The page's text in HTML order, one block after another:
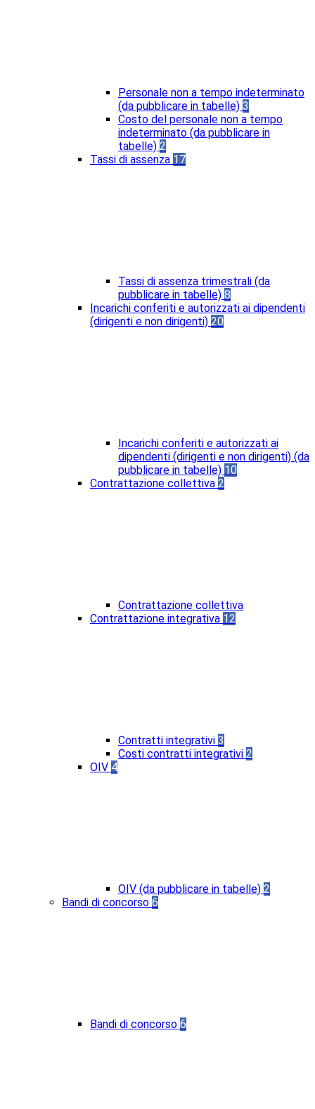
Personale non a tempo indeterminato
(da pubblicare in tabelle) 3
Costo del personale non a tempo
indeterminato (da pubblicare in
tabelle) 2
Tassi di assenza 17
Tassi di assenza trimestrali (da
pubblicare in tabelle) 8
Incarichi conferiti e autorizzati ai dipendenti
(dirigenti e non dirigenti) 20
Incarichi conferiti e autorizzati ai
dipendenti (dirigenti e non dirigenti) (da
pubblicare in tabelle) 10
Contrattazione collettiva 2
Contrattazione collettiva
Contrattazione integrativa 12
Contratti integrativi 3
Costi contratti integrativi 2
OIV 4
OIV (da pubblicare in tabelle) 2
Bandi di concorso 6
Bandi di concorso 6